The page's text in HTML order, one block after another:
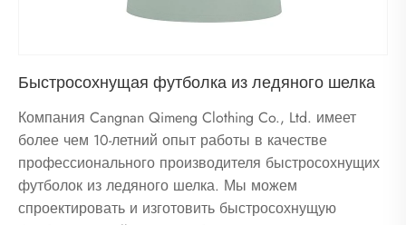
Быстросохнущая футболка из ледяного шелка
Компания Cangnan Qimeng Clothing Co., Ltd. имеет
более чем 10-летний опыт работы в качестве
профессионального производителя быстросохнущих
футболок из ледяного шелка. Мы можем
спроектировать и изготовить быстросохнущую